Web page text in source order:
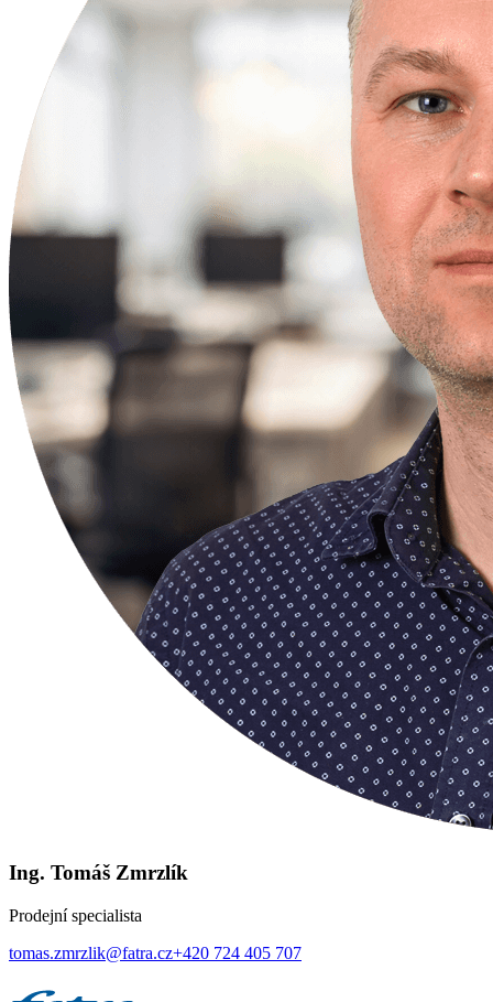
Ing. Tomáš Zmrzlík
Prodejní specialista
tomas.zmrzlik@fatra.cz+420 724 405 707